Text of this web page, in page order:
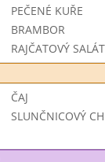
PEČENÉ KUŘE
BRAMBOR
RAJČATOVÝ SALÁT
ČAJ
SLUNČNICOVÝ